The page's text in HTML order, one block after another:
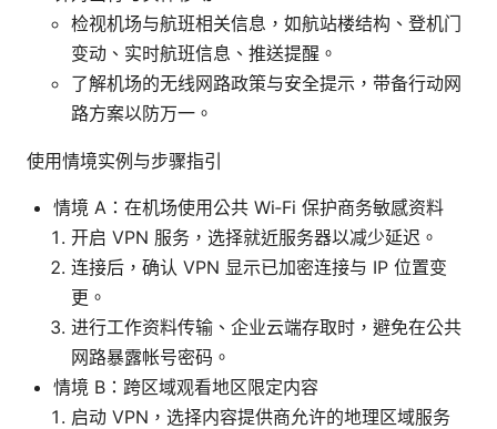
检视机场与航班相关信息，如航站楼结构、登机门
变动、实时航班信息、推送提醒。
了解机场的无线网路政策与安全提示，带备行动网
路方案以防万一。
使用情境实例与步骤指引
情境 A：在机场使用公共 Wi‑Fi 保护商务敏感资料
开启 VPN 服务，选择就近服务器以减少延迟。
连接后，确认 VPN 显示已加密连接与 IP 位置变
更。
进行工作资料传输、企业云端存取时，避免在公共
网路暴露帐号密码。
情境 B：跨区域观看地区限定内容
启动 VPN，选择内容提供商允许的地理区域服务